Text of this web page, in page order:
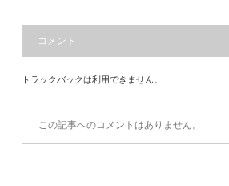
コメント
トラックバックは利用できません。
この記事へのコメントはありません。